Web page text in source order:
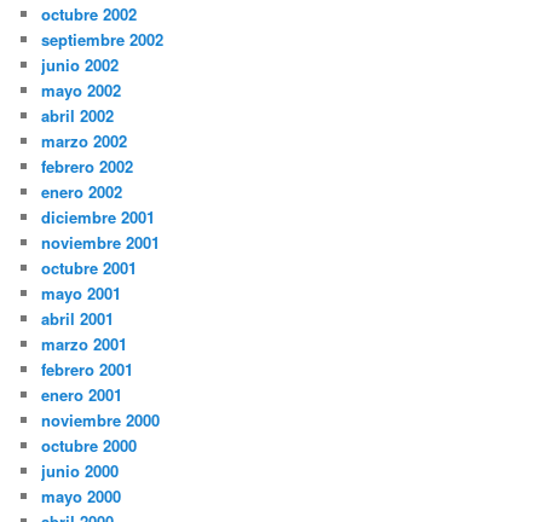
octubre 2002
septiembre 2002
junio 2002
mayo 2002
abril 2002
marzo 2002
febrero 2002
enero 2002
diciembre 2001
noviembre 2001
octubre 2001
mayo 2001
abril 2001
marzo 2001
febrero 2001
enero 2001
noviembre 2000
octubre 2000
junio 2000
mayo 2000